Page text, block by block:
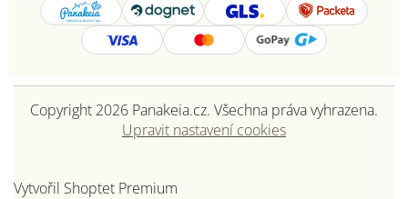
Vytvořil Shoptet Premium
Copyright 2026 Panakeia.cz. Všechna práva vyhrazena.
Upravit nastavení cookies